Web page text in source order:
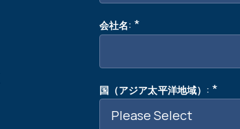
会社名:*
国（アジア太平洋地域） :*